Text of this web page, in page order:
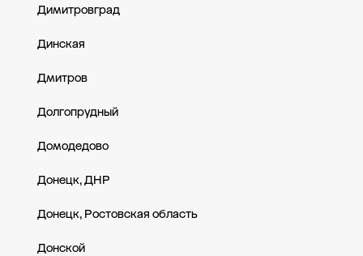
Димитровград
Динская
Дмитров
Долгопрудный
Домодедово
Донецк, ДНР
Донецк, Ростовская область
Донской